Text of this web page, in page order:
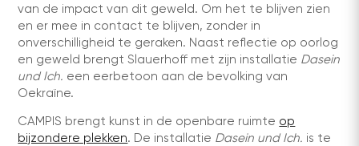
van de impact van dit geweld. Om het te blijven zien
en er mee in contact te blijven, zonder in
onverschilligheid te geraken. Naast reflectie op oorlog
en geweld brengt Slauerhoff met zijn installatie Dasein
und Ich. een eerbetoon aan de bevolking van
Oekraïne.
CAMPIS brengt kunst in de openbare ruimte op
bijzondere plekken. De installatie Dasein und Ich. is te